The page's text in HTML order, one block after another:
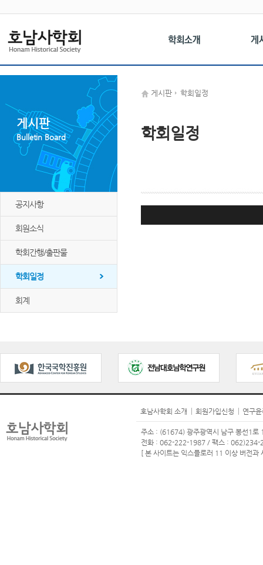
게시판
Bulletin Board
공지사항
회원소식
학회간행/출판물
학회일정
회계
게시판 학회일정
학회일정
호남사학회 소개 회원가입신청 연구
주소 : (61674) 광주광역시 남구 봉선1
전화 : 062-222-1987 / 팩스 :
[ 본 사이트는 익스플로러 11 이상 버전